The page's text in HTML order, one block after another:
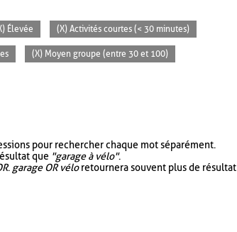
Élevée (X) Activités courtes (< 30 minutes)
(X) Moyen groupe (entre 30 et 100)
pour rechercher chaque mot séparément.
que "garage à vélo".
. garage OR véloretournera souvent plus de résultat